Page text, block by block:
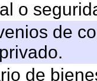
o
de
de